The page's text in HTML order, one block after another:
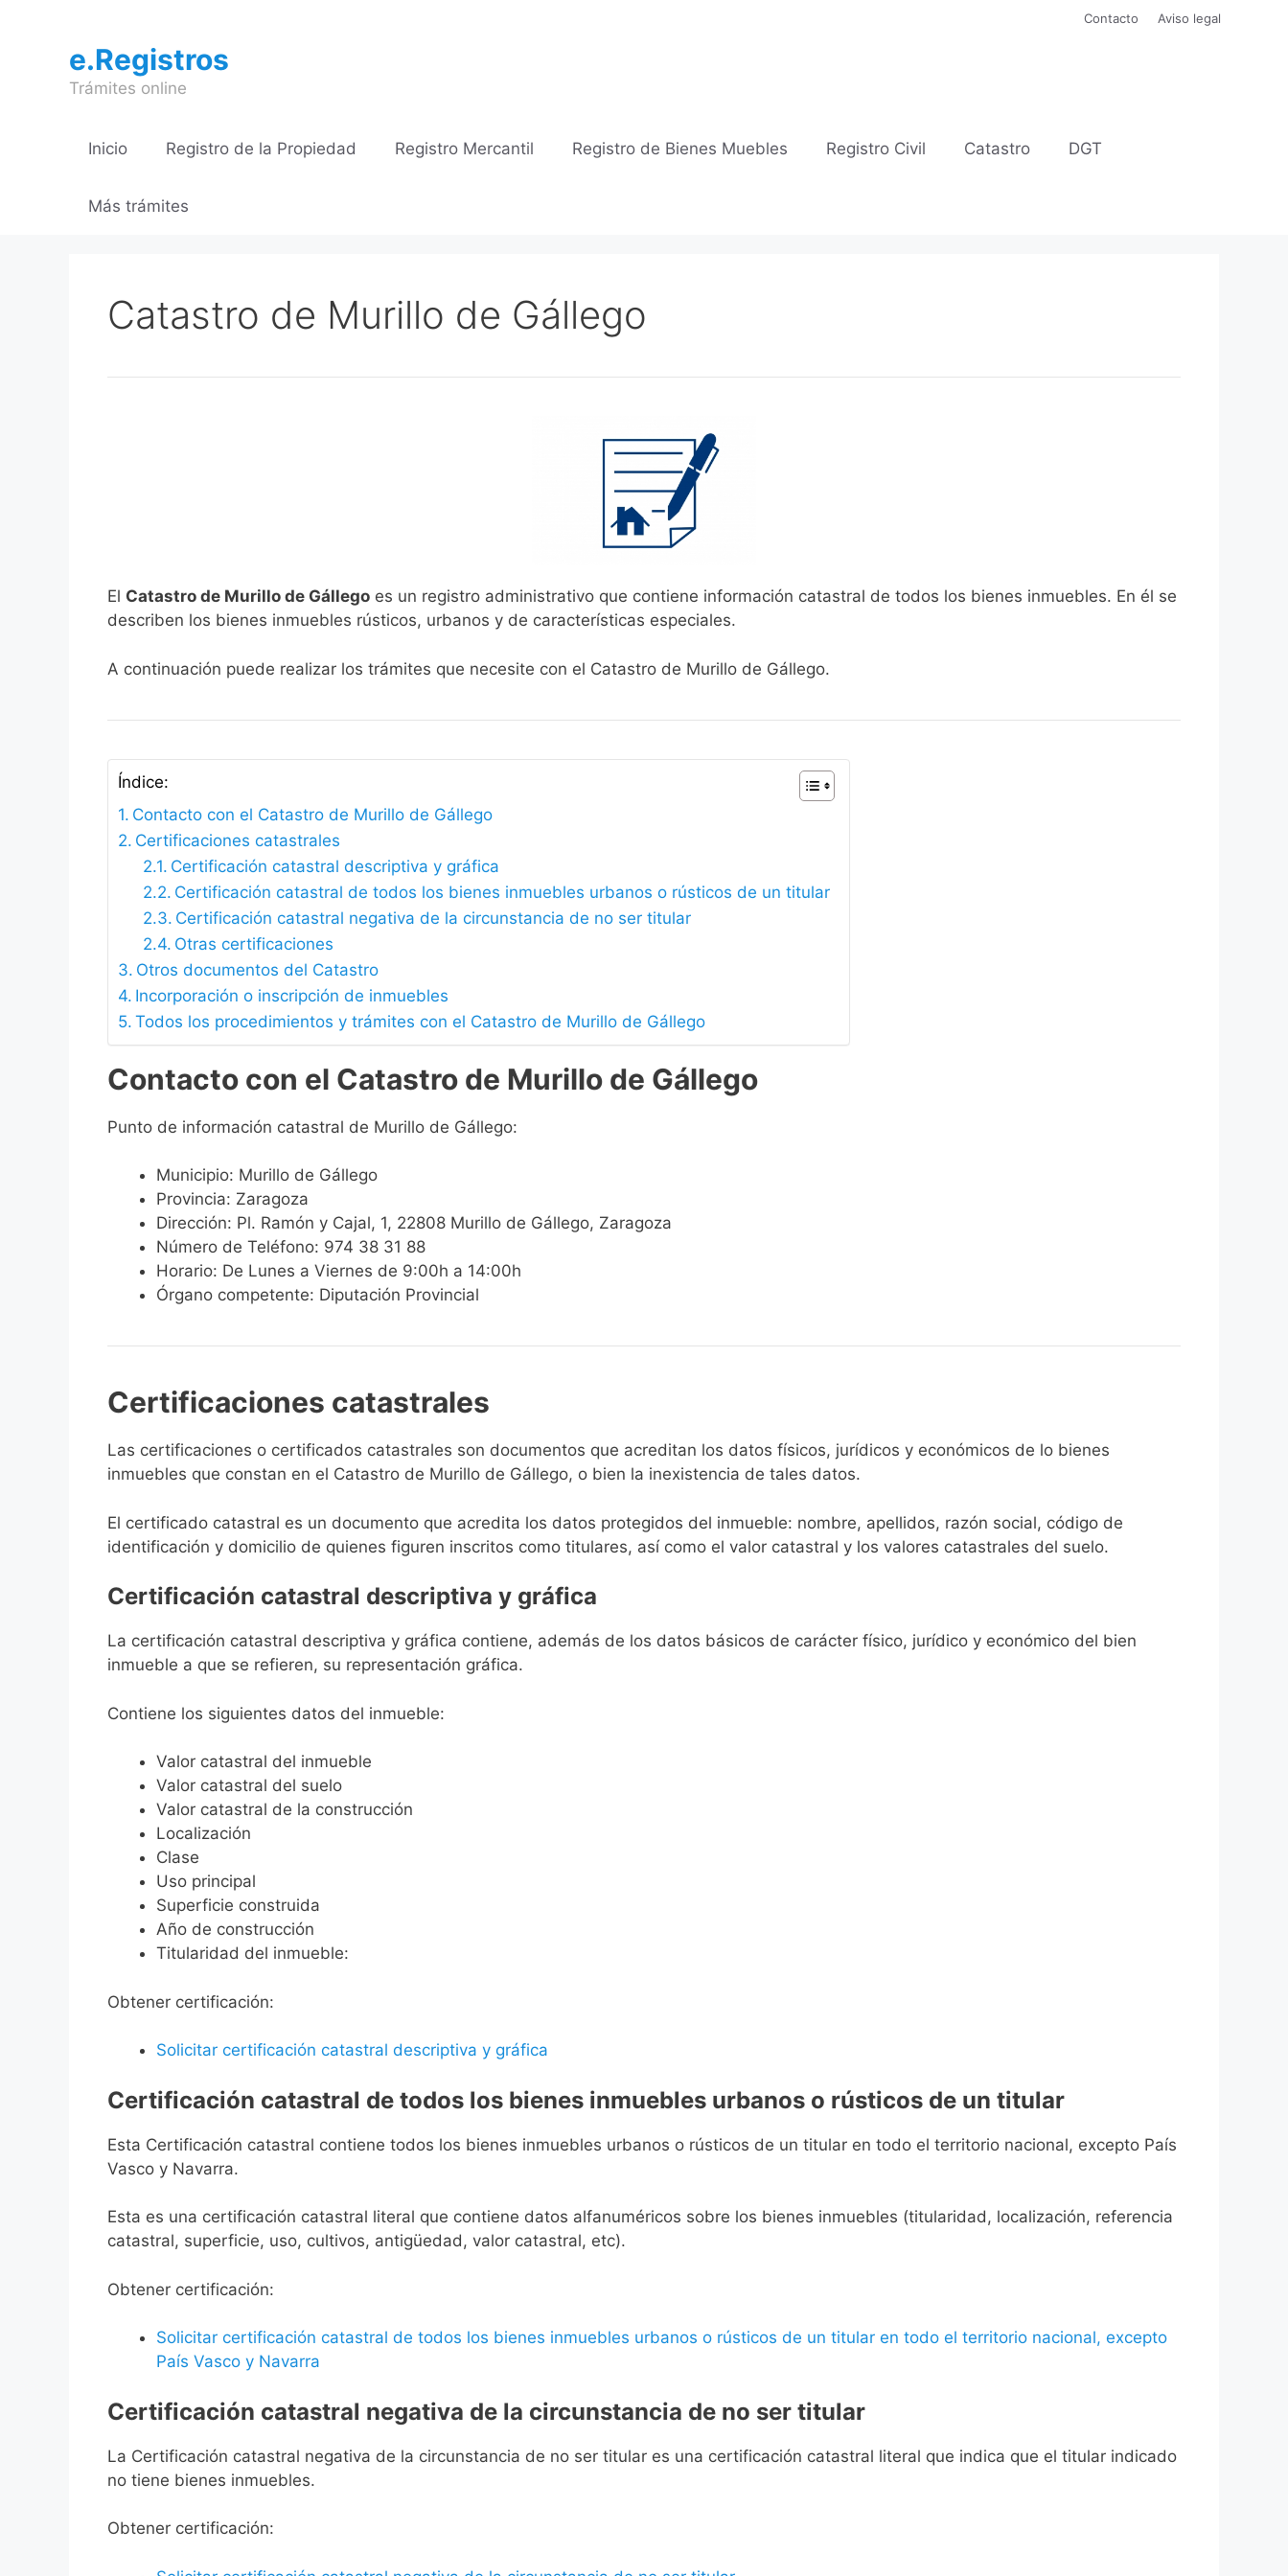
contenido
Contacto Aviso legal
e.Registros
Trámites online
Inicio Registro de la Propiedad Registro Mercantil Registro de Bienes Muebles Registro Civil Catastro DGT
Más trámites
Catastro de Murillo de Gállego
El Catastro de Murillo de Gállego es un registro administrativo que contiene información catastral de todos los bienes inmuebles. En él se
describen los bienes inmuebles rústicos, urbanos y de características especiales.
A continuación puede realizar los trámites que necesite con el Catastro de Murillo de Gállego.
Índice:
Contacto con el Catastro de Murillo de Gállego
Certificaciones catastrales
Certificación catastral descriptiva y gráfica
Certificación catastral de todos los bienes inmuebles urbanos o rústicos de un titular
Certificación catastral negativa de la circunstancia de no ser titular
Otras certificaciones
Otros documentos del Catastro
Incorporación o inscripción de inmuebles
Todos los procedimientos y trámites con el Catastro de Murillo de Gállego
Contacto con el Catastro de Murillo de Gállego
Punto de información catastral de Murillo de Gállego:
Municipio: Murillo de Gállego
Provincia: Zaragoza
Dirección: Pl. Ramón y Cajal, 1, 22808 Murillo de Gállego, Zaragoza
Número de Teléfono: 974 38 31 88
Horario: De Lunes a Viernes de 9:00h a 14:00h
Órgano competente: Diputación Provincial
Certificaciones catastrales
Las certificaciones o certificados catastrales son documentos que acreditan los datos físicos, jurídicos y económicos de lo bienes
inmuebles que constan en el Catastro de Murillo de Gállego, o bien la inexistencia de tales datos.
El certificado catastral es un documento que acredita los datos protegidos del inmueble: nombre, apellidos, razón social, código de
identificación y domicilio de quienes figuren inscritos como titulares, así como el valor catastral y los valores catastrales del suelo.
Certificación catastral descriptiva y gráfica
La certificación catastral descriptiva y gráfica contiene, además de los datos básicos de carácter físico, jurídico y económico del bien
inmueble a que se refieren, su representación gráfica.
Contiene los siguientes datos del inmueble:
Valor catastral del inmueble
Valor catastral del suelo
Valor catastral de la construcción
Localización
Clase
Uso principal
Superficie construida
Año de construcción
Titularidad del inmueble:
Obtener certificación:
Solicitar certificación catastral descriptiva y gráfica
Certificación catastral de todos los bienes inmuebles urbanos o rústicos de un titular
Esta Certificación catastral contiene todos los bienes inmuebles urbanos o rústicos de un titular en todo el territorio nacional, excepto País
Vasco y Navarra.
Esta es una certificación catastral literal que contiene datos alfanuméricos sobre los bienes inmuebles (titularidad, localización, referencia
catastral, superficie, uso, cultivos, antigüedad, valor catastral, etc).
Obtener certificación:
Solicitar certificación catastral de todos los bienes inmuebles urbanos o rústicos de un titular en todo el territorio nacional, excepto
País Vasco y Navarra
Certificación catastral negativa de la circunstancia de no ser titular
La Certificación catastral negativa de la circunstancia de no ser titular es una certificación catastral literal que indica que el titular indicado
no tiene bienes inmuebles.
Obtener certificación: